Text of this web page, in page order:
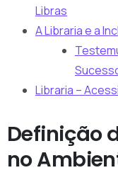
Libras
A Libraria e a
Libraria –
Definição
no